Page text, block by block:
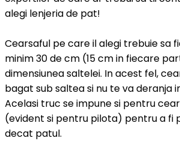
alegi lenjeria de pat!
Cearsaful pe care il alegi trebuie sa
minim 30 de cm (15 cm in fiecare
dimensiunea saltelei. In acest fel,
bagat sub saltea si nu te va deranja
Acelasi truc se impune si pentru
(evident si pentru pilota) pentru a fi
decat patul.